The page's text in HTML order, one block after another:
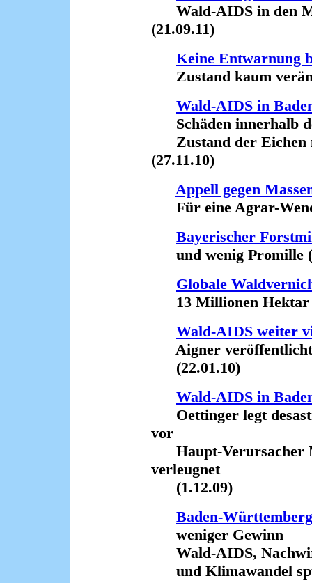
Wald-AIDS in den
(21.09.11)
Keine Entwarnung
Zustand kaum
Wald-AIDS in
Schäden innerhalb
Zustand der Eichen
(27.11.10)
Appell gegen
Für eine Agrar-
Bayerischer
und wenig Promille
Globale
13 Millionen Hektar
Wald-AIDS weiter
Aigner veröffentlicht
(22.01.10)
Wald-AIDS in
Oettinger legt
vor
Haupt-Verursacher
verleugnet
(1.12.09)
Baden-
weniger Gewinn
Wald-AIDS,
und Klimawandel